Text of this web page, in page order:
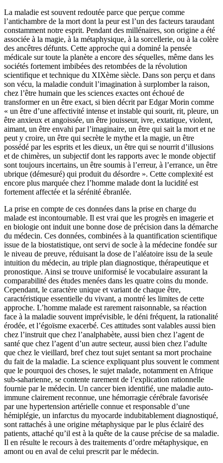
La maladie est souvent redoutée parce que perçue comme
l’antichambre de la mort dont la peur est l’un des facteurs taraudant
constamment notre esprit. Pendant des millénaires, son origine a été
associée à la magie, à la métaphysique, à la sorcellerie, ou à la colère
des ancêtres défunts. Cette approche qui a dominé la pensée
médicale sur toute la planète a encore des séquelles, même dans les
sociétés fortement imbibées des retombées de la révolution
scientifique et technique du XIXème siècle. Dans son perçu et dans
son vécu, la maladie conduit l’imagination à surplomber la raison,
chez l’être humain que les sciences exactes ont échoué de
transformer en un être exact, si bien décrit par Edgar Morin comme
« un être d’une affectivité intense et instable qui sourit, rit, pleure, un
être anxieux et angoissée, un être jouisseur, ivre, extatique, violent,
aimant, un être envahi par l’imaginaire, un être qui sait la mort et ne
peut y croire, un être qui secrète le mythe et la magie, un être
possédé par les esprits et les dieux, un être qui se nourrit d’illusions
et de chimères, un subjectif dont les rapports avec le monde objectif
sont toujours incertains, un être soumis à l’erreur, à l’errance, un être
ubrique (démesuré) qui produit du désordre ». Cette complexité est
encore plus marquée chez l’homme malade dont la lucidité est
fortement affectée et la sérénité ébranlée.
La prise en compte de ces données dans la prise en charge du
malade est incontournable. Il est vrai que les progrès en imagerie et
en biologie ont induit une bonne dose de précision dans la démarche
du médecin. Ces données, combinées à la quantification scientifique
issue de la biostatistique, ont servi de socle à la médecine fondée sur
le niveau de preuve, réduisant la dose de l’aléatoire issu de la seule
intuition du médecin, au triple plan diagnostique, thérapeutique et
pronostique. Ainsi se trouve uniformisé le vocabulaire assurant la
comparabilité des études menées dans les quatre coins du monde.
Cependant, le caractère unique et variant de chaque être,
caractéristique essentielle du vivant, a montré les limites de cette
approche. L’homme malade est rarement raisonnable, sa réaction
face à la maladie souvent imprévisible, le déni fréquent, la rationalité
érodée, et l’égoïsme exacerbé. Ces attitudes sont valables aussi bien
chez l’instruit que chez l’analphabète, aussi bien chez l’agent de
santé que chez l’agent d’un autre secteur, aussi bien chez l’adulte
que chez le vieillard, bref chez tout sujet sentant sa mort prochaine
du fait de la maladie. La science expliquant plus souvent le comment
que le pourquoi des choses, le sujet malade, notamment en Afrique
sub-saharienne, se contente rarement de l’explication rationnelle
fournie par le médecin. Un cancer bien identifié, une maladie auto-
immune clairement reconnue, une hémorragie cérébrale favorisée
par une hypertension artérielle connue et responsable d’une
hémiplégie, un infarctus du myocarde indubitablement diagnostiqué,
sont rattachés à une origine métaphysique par le plus éclairé des
patients, attaché qu’il est à la quête de la cause précise de sa maladie.
Il en résulte le recours à des traitements d’ordre métaphysique, en
amont ou en aval de celui prescrit par le médecin.